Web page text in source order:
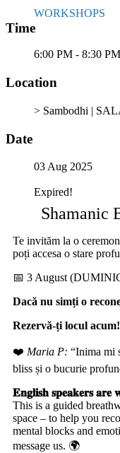
WORKSHOPS
Time
6:00 PM - 8:30 PM
Location
> Sambodhi |
Date
03 Aug 2025
Expired!
Shamanic
Te invităm la o
poți accesa o stare
📅 3 August
Dacă nu simți o
Rezervă-ți locul acum!
❤️ Maria P: “Inima mi
bliss și o bucurie
𝐄𝐧𝐠𝐥𝐢𝐬𝐡 𝐬𝐩𝐞𝐚𝐤𝐞𝐫𝐬 𝐚𝐫𝐞
This is a guided
space – to help you
mental blocks and
message us. 🌍